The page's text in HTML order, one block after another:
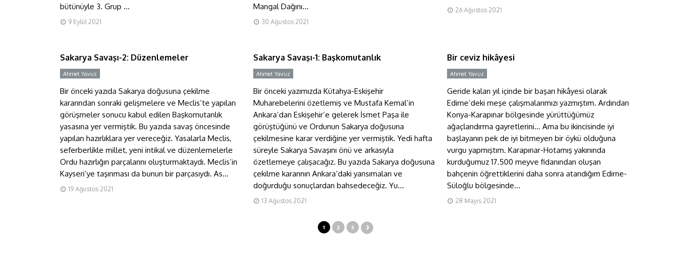
bütünüyle 3. Grup ...
9 Eylül 2021
Mangal Dağını...
30 Ağustos 2021
26 Ağustos 2021
Sakarya Savaşı-2:
Sakarya Savaşı-2: Düzenlemeler
Ahmet Yavuz
Bir önceki yazıda Sakarya doğusuna çekilme
kararından sonraki gelişmelere ve Meclis’te yapılan
görüşmeler sonucu kabul edilen Başkomutanlık
yasasına yer vermiştik. Bu yazıda savaş öncesinde
yapılan hazırlıklara yer vereceğiz. Yasalarla Meclis,
seferberlikle millet, yeni intikal ve düzenlemelerle
Ordu hazırlığın parçalarını oluşturmaktaydı. Meclis’in
Kayseri’ye taşınması da bunun bir parçasıydı. As...
19 Ağustos 2021
Sakarya Savaşı-1:
Sakarya Savaşı-1: Başkomutanlık
Ahmet Yavuz
Bir önceki yazımızda Kütahya-Eskişehir
Muharebelerini özetlemiş ve Mustafa Kemal’in
Ankara’dan Eskişehir’e gelerek İsmet Paşa ile
görüştüğünü ve Ordunun Sakarya doğusuna
çekilmesine karar verdiğine yer vermiştik. Yedi hafta
süreyle Sakarya Savaşını önü ve arkasıyla
özetlemeye çalışacağız. Bu yazıda Sakarya doğusuna
çekilme kararının Ankara’daki yansımaları ve
doğurduğu sonuçlardan bahsedeceğiz. Yu...
13 Ağustos 2021
Bir ceviz hikâyesi
Ahmet Yavuz
Geride kalan yıl içinde bir başarı hikâyesi olarak
Edirne’deki meşe çalışmalarımızı yazmıştım. Ardından
Konya-Karapınar bölgesinde yürüttüğümüz
ağaçlandırma gayretlerini… Ama bu ikincisinde iyi
başlayanın pek de iyi bitmeyen bir öykü olduğuna
vurgu yapmıştım. Karapınar-Hotamış yakınında
kurduğumuz 17.500 meyve fidanından oluşan
bahçenin öğrettiklerini daha sonra atandığım Edirne-
Süloğlu bölgesinde...
28 Mayıs 2021
1 2 3